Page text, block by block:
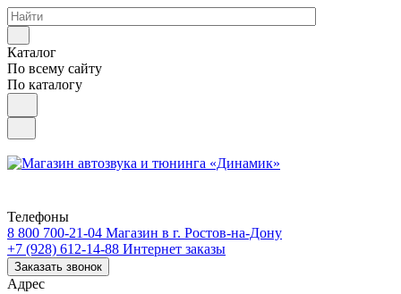
Каталог
По всему сайту
По каталогу
Телефоны
8 800 700-21-04 Магазин в г. Ростов-на-Дону
+7 (928) 612-14-88 Интернет заказы
Заказать звонок
Адрес